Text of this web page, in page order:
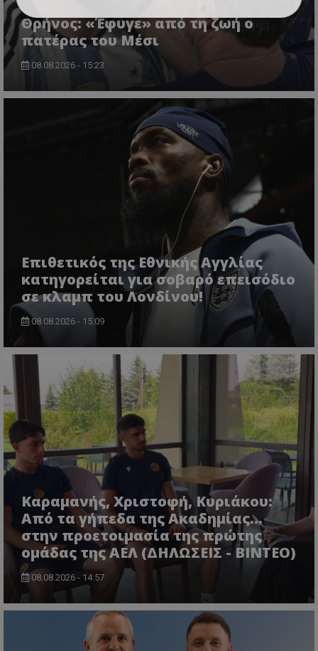
Θρήνος: «Έφυγε» από τη ζωή ο
πατέρας του Μέσι
08.08.2026 - 15:23
Επιθετικός της Εθνικής Αγγλίας
κατηγορείται για σοβαρό επεισόδιο
σε κλαμπ του Λονδίνου!
08.08.2026 - 15:09
Καραμανής, Χριστοφή, Κυριάκου:
Από τα γήπεδα της Ακαδημίας...
στην προετοιμασία της πρώτης
ομάδας της ΑΕΛ (ΔΗΛΩΣΕΙΣ - ΒΙΝΤΕΟ)
08.08.2026 - 14:57